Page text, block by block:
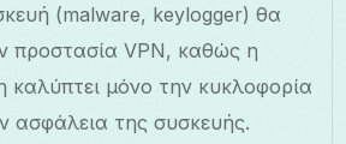
(malware, keylogger) θα
προστασία VPN, καθώς η
καλύπτει μόνο την κυκλοφορία
ασφάλεια της συσκευής.